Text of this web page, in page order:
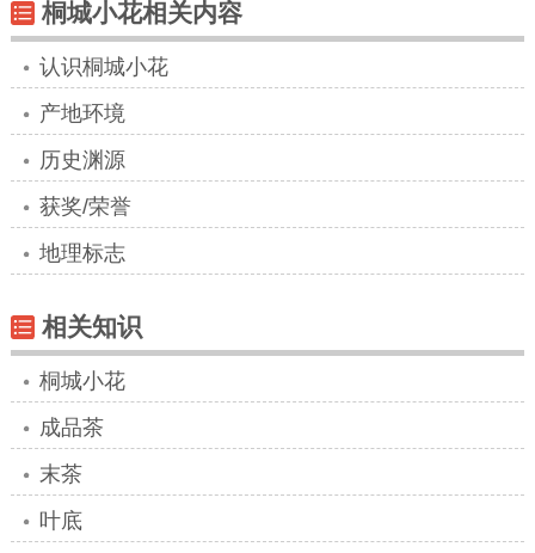
桐城小花相关内容
认识桐城小花
产地环境
历史渊源
获奖/荣誉
地理标志
相关知识
桐城小花
成品茶
末茶
叶底